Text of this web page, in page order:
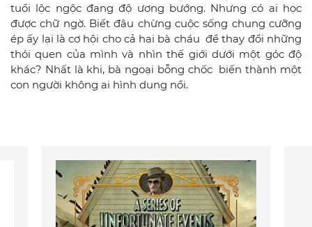
tuổi lộc ngộc đang độ ương bướng. Nhưng có ai học
được chữ ngờ. Biết đâu chừng cuộc sống chung cưỡng
ép ấy lại là cơ hội cho cả hai bà cháu để thay đổi những
thói quen của mình và nhìn thế giới dưới một góc độ
khác? Nhất là khi, bà ngoại bỗng chốc biến thành một
con người không ai hình dung nổi.